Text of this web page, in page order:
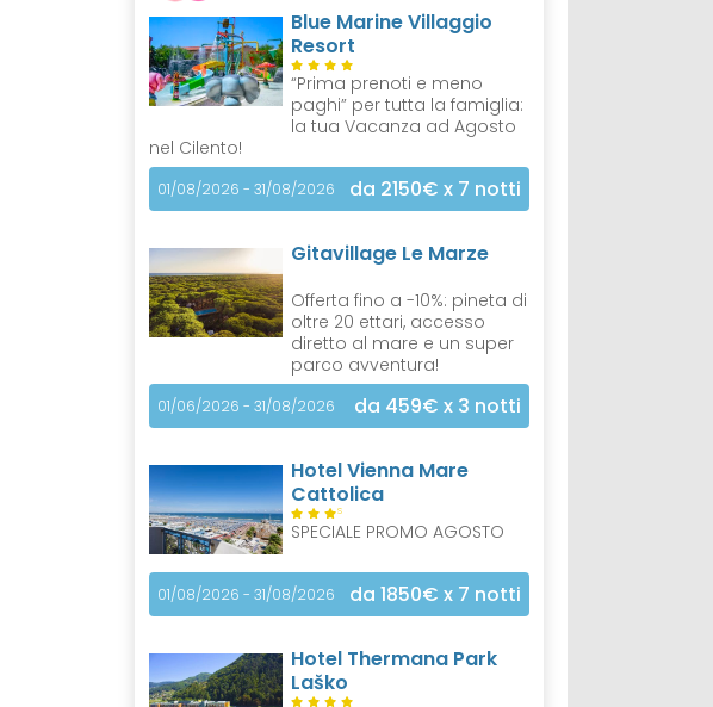
Blue Marine Villaggio
Resort
“Prima prenoti e meno
paghi” per tutta la famiglia:
la tua Vacanza ad Agosto
nel Cilento!
01/08/2026 - 31/08/2026 da 2150€ x 7 notti
Gitavillage Le Marze
Offerta fino a -10%: pineta di
oltre 20 ettari, accesso
diretto al mare e un super
parco avventura!
01/06/2026 - 31/08/2026 da 459€ x 3 notti
Hotel Vienna Mare
Cattolica
S
SPECIALE PROMO AGOSTO
01/08/2026 - 31/08/2026 da 1850€ x 7 notti
Hotel Thermana Park
Laško